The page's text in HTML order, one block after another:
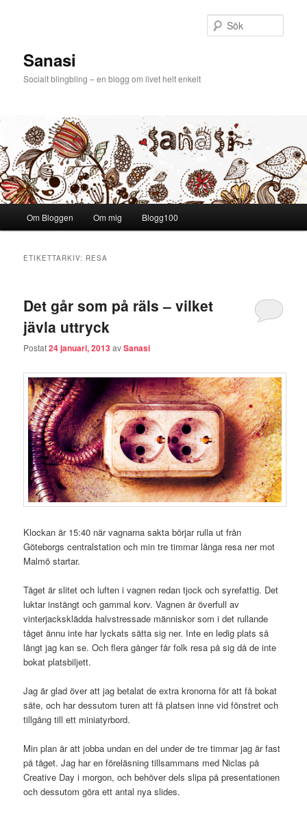
Sanasi
Socialt blingbling – en blogg om livet helt enkelt
Hoppa till huvudinnehåll
Hoppa till sekundärt innehåll
Om Bloggen Om mig Blogg100
ETIKETTARKIV: RESA
Det går som på räls – vilket
jävla uttryck
Postat24 januari, 2013avSanasi
Klockan är 15:40 när vagnarna sakta börjar rulla ut från
Göteborgs centralstation och min tre timmar långa resa ner mot
Malmö startar.
Tåget är slitet och luften i vagnen redan tjock och syrefattig. Det
luktar instängt och gammal korv. Vagnen är överfull av
vinterjacksklädda halvstressade människor som i det rullande
tåget ännu inte har lyckats sätta sig ner. Inte en ledig plats så
långt jag kan se. Och flera gånger får folk resa på sig då de inte
bokat platsbiljett.
Jag är glad över att jag betalat de extra kronorna för att få bokat
säte, och har dessutom turen att få platsen inne vid fönstret och
tillgång till ett miniatyrbord.
Min plan är att jobba undan en del under de tre timmar jag är fast
på tåget. Jag har en föreläsning tillsammans med Niclas på
Creative Day i morgon, och behöver dels slipa på presentationen
och dessutom göra ett antal nya slides.